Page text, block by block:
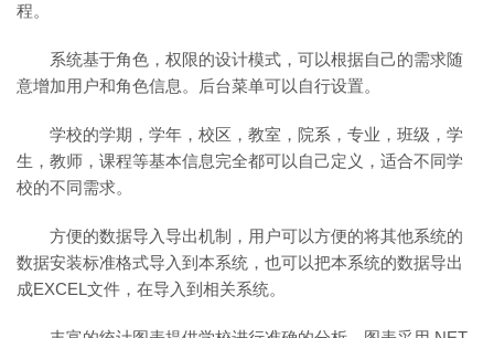
程。
系统基于角色，权限的设计模式，可以根据自己的需求随
意增加用户和角色信息。后台菜单可以自行设置。
学校的学期，学年，校区，教室，院系，专业，班级，学
生，教师，课程等基本信息完全都可以自己定义，适合不同学
校的不同需求。
方便的数据导入导出机制，用户可以方便的将其他系统的
数据安装标准格式导入到本系统，也可以把本系统的数据导出
成EXCEL文件，在导入到相关系统。